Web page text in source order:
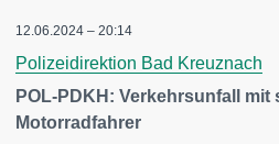
12.06.2024 – 20:14
Polizeidirektion Bad Kreuznach
POL-PDKH: Verkehrsunfall mit
Motorradfahrer